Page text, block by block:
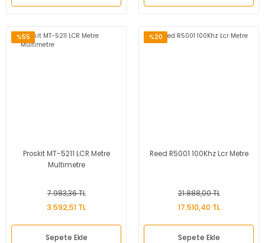
%55
Proskit MT-5211 LCR Metre
Multimetre
7.983,36 TL
3.592,51 TL
Sepete Ekle
%20
Reed R5001 100Khz Lcr Metre
21.888,00 TL
17.510,40 TL
Sepete Ekle